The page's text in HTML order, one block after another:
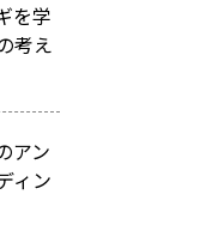
を学
考え
アン
ィン